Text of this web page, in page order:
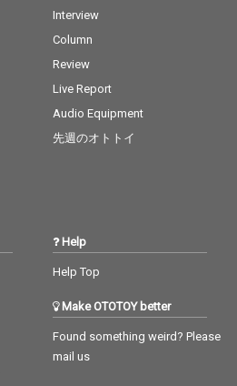
Interview
Column
Review
Live Report
Audio Equipment
先週のオトトイ
Help
Help Top
Make OTOTOY better
Found something weird? Please
mail us